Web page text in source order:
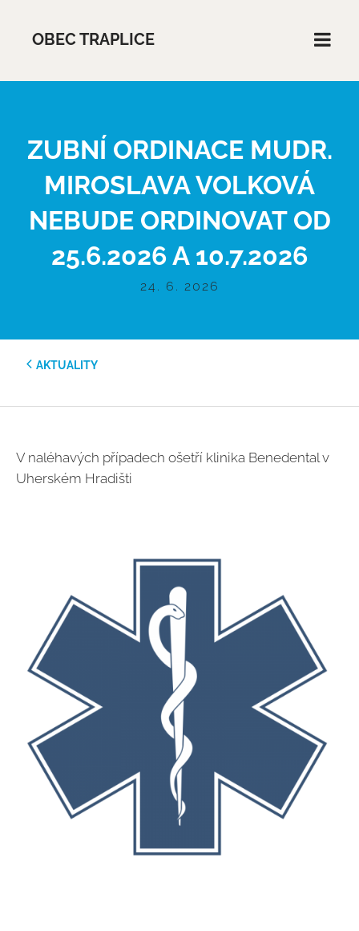
OBEC TRAPLICE
ZUBNÍ ORDINACE MUDR.
MIROSLAVA VOLKOVÁ
NEBUDE ORDINOVAT OD
25.6.2026 A 10.7.2026
24. 6. 2026
AKTUALITY
V naléhavých případech ošetří klinika Benedental v
Uherském Hradišti